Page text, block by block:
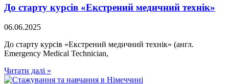
До старту курсів «Екстрений медичний технік»
06.06.2025
До старту курсів «Екстрений медичний технік» (англ.
Emergency Medical Technician,
Читати далі »